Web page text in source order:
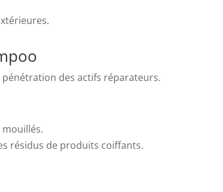
pénétration des actifs réparateurs.
résidus de produits coiffants.